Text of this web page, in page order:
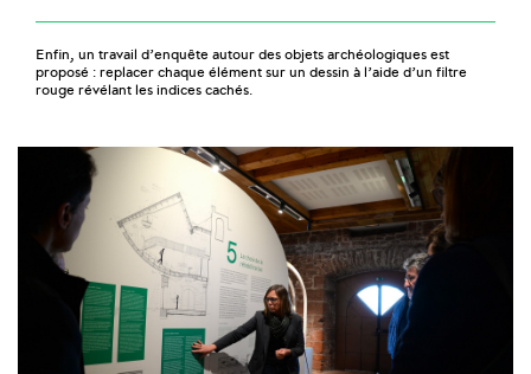
Enfin, un travail d’enquête autour des objets archéologiques est
proposé : replacer chaque élément sur un dessin à l’aide d’un filtre
rouge révélant les indices cachés.